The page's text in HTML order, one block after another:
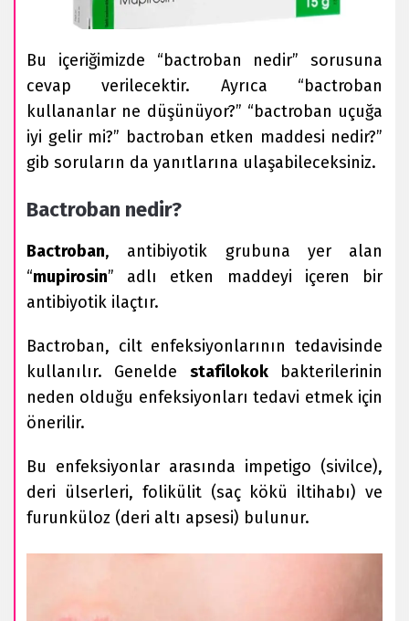
Bu içeriğimizde “bactroban nedir” sorusuna
cevap verilecektir. Ayrıca “bactroban
kullananlar ne düşünüyor?” “bactroban uçuğa
iyi gelir mi?” bactroban etken maddesi nedir?”
gib soruların da yanıtlarına ulaşabileceksiniz.
Bactroban nedir?
Bactroban, antibiyotik grubuna yer alan
“mupirosin” adlı etken maddeyi içeren bir
antibiyotik ilaçtır.
Bactroban, cilt enfeksiyonlarının tedavisinde
kullanılır. Genelde stafilokokbakterilerinin
neden olduğu enfeksiyonları tedavi etmek için
önerilir.
Bu enfeksiyonlar arasında impetigo (sivilce),
deri ülserleri, folikülit (saç kökü iltihabı) ve
furunküloz (deri altı apsesi) bulunur.